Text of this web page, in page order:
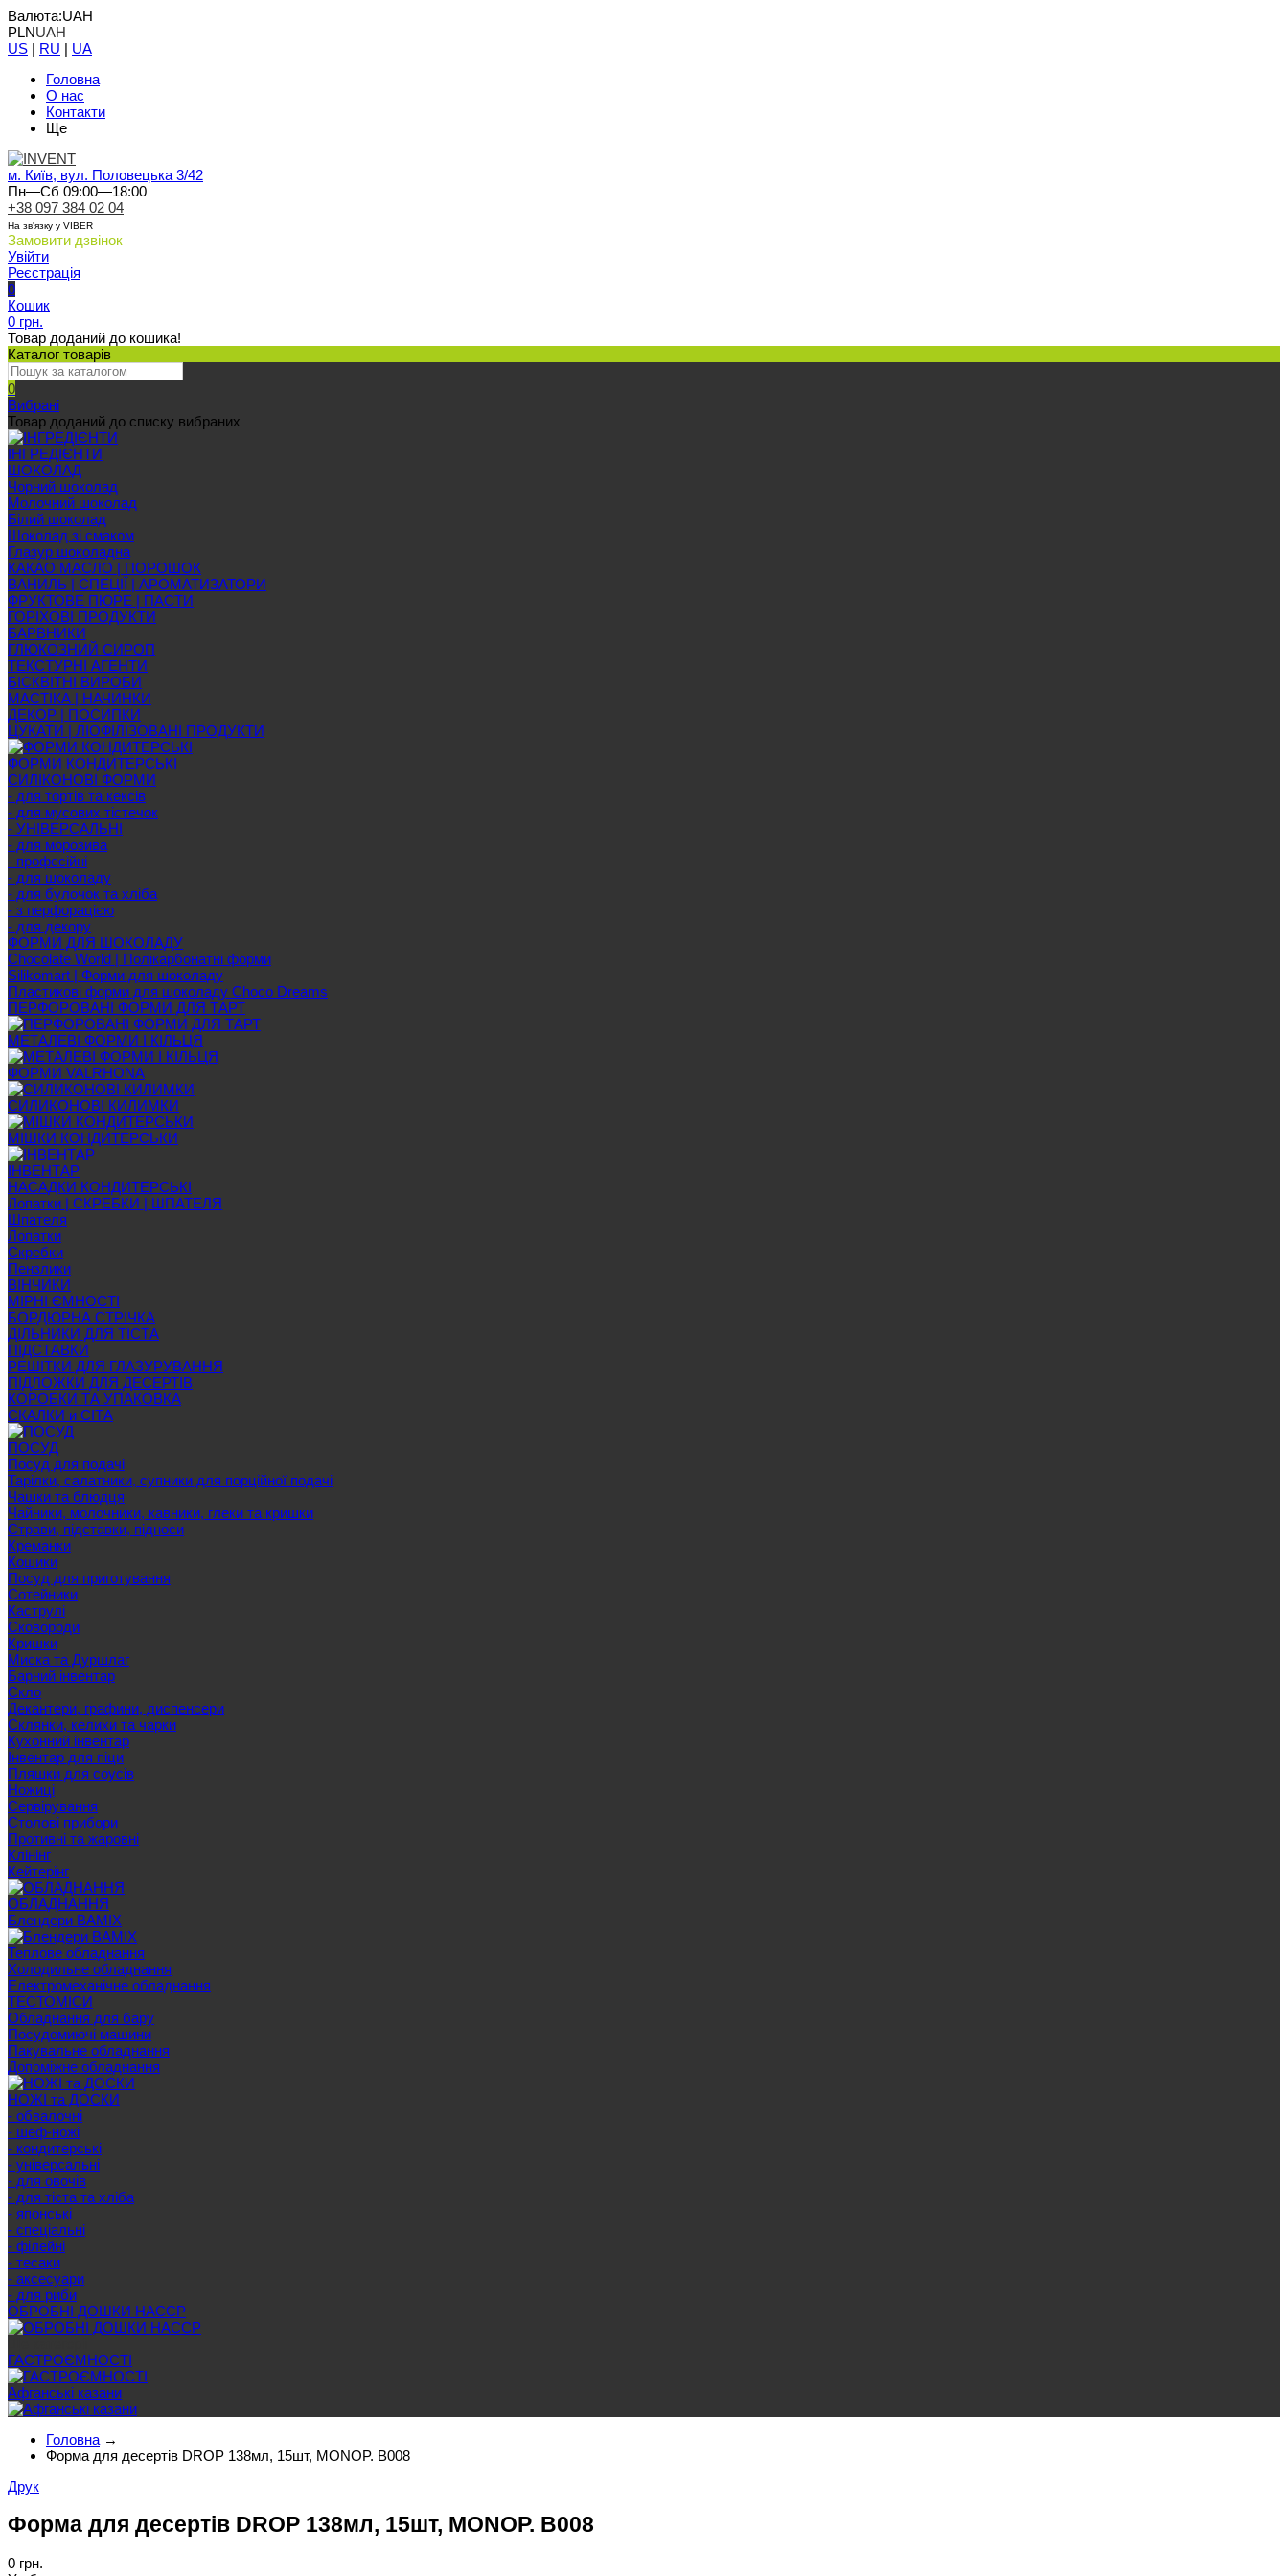
Валюта:UAH
PLNUAH
US | RU | UA
Головна
О нас
Контакти
Ще
м. Київ, вул. Половецька 3/42
Пн—Сб 09:00—18:00
+38 097 384 02 04
На зв'язку у VIBER
Замовити дзвінок
Увійти
Реєстрація
0
Кошик
0 грн.
Товар доданий до кошика!
Каталог товарів
0
Вибрані
Товар доданий до списку вибраних
ІНГРЕДІЄНТИ
ШОКОЛАД
Чорний шоколад
Молочний шоколад
Білий шоколад
Шоколад зі смаком
Глазур шоколадна
КАКАО МАСЛО | ПОРОШОК
ВАНИЛЬ | СПЕЦІЇ | АРОМАТИЗАТОРИ
ФРУКТОВЕ ПЮРЕ | ПАСТИ
ГОРІХОВІ ПРОДУКТИ
БАРВНИКИ
ГЛЮКОЗНИЙ СИРОП
ТЕКСТУРНІ АГЕНТИ
БІСКВІТНІ ВИРОБИ
МАСТІКА | НАЧИНКИ
ДЕКОР | ПОСИПКИ
ЦУКАТИ | ЛІОФІЛІЗОВАНІ ПРОДУКТИ
ФОРМИ КОНДИТЕРСЬКІ
СИЛІКОНОВІ ФОРМИ
- для тортів та кексів
- для мусових тістечок
- УНІВЕРСАЛЬНІ
- для морозива
- професійні
- для шоколаду
- для булочок та хліба
- з перфорацією
- для декору
ФОРМИ ДЛЯ ШОКОЛАДУ
Chocolate World | Полікарбонатні форми
Silikomart | Форми для шоколаду
Пластикові форми для шоколаду Choco Dreams
ПЕРФОРОВАНІ ФОРМИ ДЛЯ ТАРТ
МЕТАЛЕВІ ФОРМИ І КІЛЬЦЯ
ФОРМИ VALRHONA
СИЛИКОНОВІ КИЛИМКИ
МІШКИ КОНДИТЕРСЬКИ
ІНВЕНТАР
НАСАДКИ КОНДИТЕРСЬКІ
Лопатки | СКРЕБКИ | ШПАТЕЛЯ
Шпателя
Лопатки
Скребки
Пензлики
ВІНЧИКИ
МІРНІ ЄМНОСТІ
БОРДЮРНА СТРІЧКА
ДІЛЬНИКИ ДЛЯ ТІСТА
ПІДСТАВКИ
РЕШІТКИ ДЛЯ ГЛАЗУРУВАННЯ
ПІДЛОЖКИ ДЛЯ ДЕСЕРТІВ
КОРОБКИ ТА УПАКОВКА
СКАЛКИ и СІТА
ПОСУД
Посуд для подачі
Тарілки, салатники, супники для порційної подачі
Чашки та блюдця
Чайники, молочники, кавники, глеки та кришки
Страви, підставки, підноси
Креманки
Кошики
Посуд для приготування
Сотейники
Каструлі
Сковороди
Кришки
Миска та Дуршлаг
Барний інвентар
Скло
Декантери, графини, диспенсери
Склянки, келихи та чарки
Кухонний інвентар
Інвентар для піци
Пляшки для соусів
Ножиці
Сервірування
Cтолові прибори
Противні та жаровні
Клінінг
Кейтерінг
ОБЛАДНАННЯ
Блендери BAMIX
Теплове обладнання
Холодильне обладнання
Електромеханічне обладнання
ТЕСТОМІСИ
Обладнання для бару
Посудомиючі машини
Пакувальне обладнання
Допоміжне обладнання
НОЖІ та ДОСКИ
- обвалочні
- шеф-ножі
- кондитерські
- універсальні
- для овочів
- для тіста та хліба
- японські
- спеціальні
- філейні
- тесаки
- аксесуари
- для риби
ОБРОБНІ ДОШКИ HACCP
ГАСТРОЄМНОСТІ
Афганські казани
Головна →
Форма для десертів DROP 138мл, 15шт, MONOP. B008
Друк
Форма для десертів DROP 138мл, 15шт, MONOP. B008
0 грн.